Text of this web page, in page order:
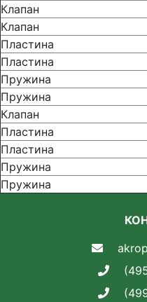
Клапан
Клапан
Пластина
Пластина
Пружина
Пружина
Клапан
Пластина
Пластина
Пружина
Пружина